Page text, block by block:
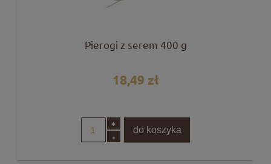
Pierogi z serem 400 g
18,49 zł
+
-
do koszyka